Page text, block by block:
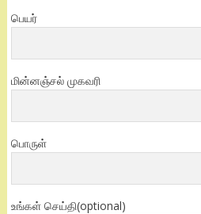
பெயர்
மின்னஞ்சல் முகவரி
பொருள்
உங்கள் செய்தி(optional)